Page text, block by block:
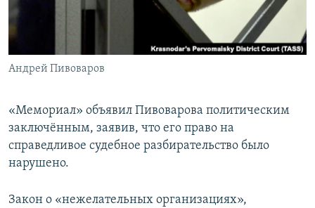
Андрей Пивоваров
«Мемориал» объявил Пивоварова политическим
заключённым, заявив, что его право на
справедливое судебное разбирательство было
нарушено.
Закон о «нежелательных организациях»,